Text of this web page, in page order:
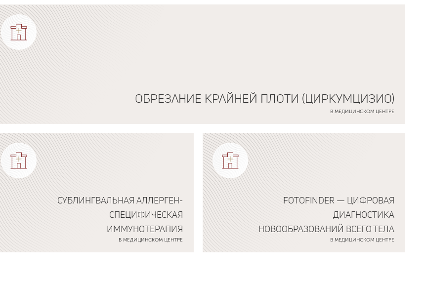
ОБРЕЗАНИЕ КРАЙНЕЙ ПЛОТИ (ЦИРКУМЦИЗИО)
В МЕДИЦИНСКОМ ЦЕНТРЕ
Подробнее о программе
СУБЛИНГВАЛЬНАЯ АЛЛЕРГЕН-
СПЕЦИФИЧЕСКАЯ
ИММУНОТЕРАПИЯ
В МЕДИЦИНСКОМ ЦЕНТРЕ
FOTOFINDER — ЦИФРОВАЯ
ДИАГНОСТИКА
НОВООБРАЗОВАНИЙ ВСЕГО ТЕЛА
В МЕДИЦИНСКОМ ЦЕНТРЕ